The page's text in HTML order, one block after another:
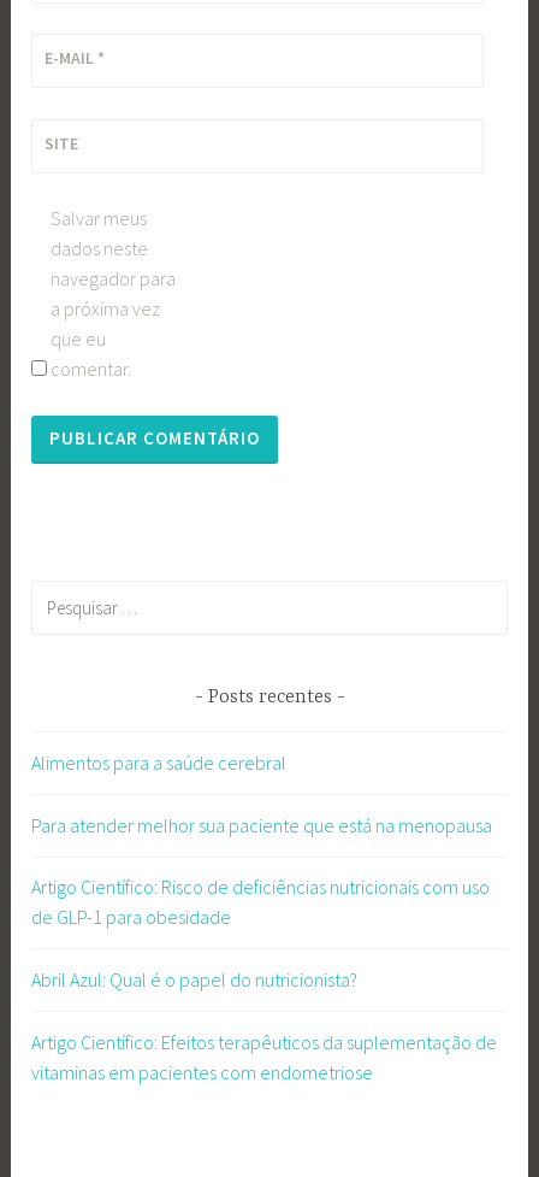
E-MAIL *
SITE
Salvar meus
dados neste
navegador para
a próxima vez
que eu
comentar.
Posts recentes
Alimentos para a saúde cerebral
Para atender melhor sua paciente que está na menopausa
Artigo Científico: Risco de deficiências nutricionais com uso
de GLP-1 para obesidade
Abril Azul: Qual é o papel do nutricionista?
Artigo Científico: Efeitos terapêuticos da suplementação de
vitaminas em pacientes com endometriose